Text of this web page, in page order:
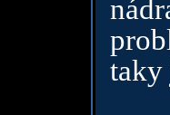
taky